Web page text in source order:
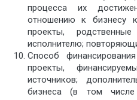
процесса их
отношению к бизнесу
проекты,
исполнителю;
Способ
проекты,
источников;
бизнеса (в том